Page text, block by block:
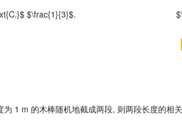
$\frac{1}{3}$.
为 1 m 的木棒随机地截成两段, 则两段长度的相